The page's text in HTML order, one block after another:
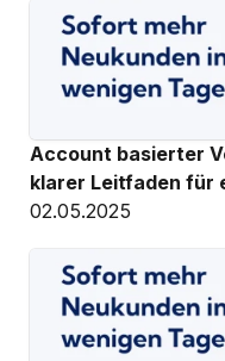
Account basierter
klarer Leitfaden für
02.05.2025